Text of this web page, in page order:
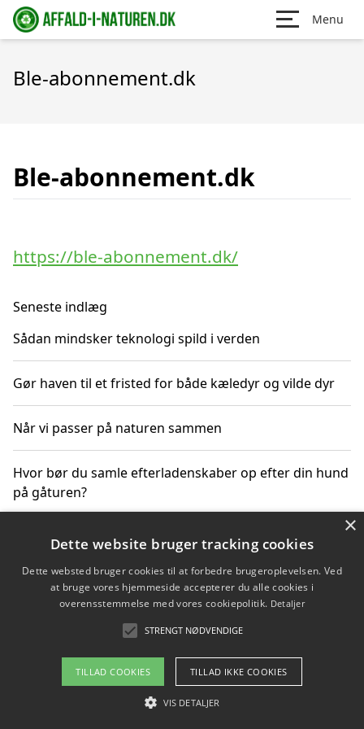
Menu
Ble-abonnement.dk
Ble-abonnement.dk
https://ble-abonnement.dk/
Seneste indlæg
Sådan mindsker teknologi spild i verden
Gør haven til et fristed for både kæledyr og vilde dyr
Når vi passer på naturen sammen
Hvor bør du samle efterladenskaber op efter din hund
på gåturen?
Sådan rydder du effektivt op efter et stort event
Copyright 2026 - Pilanto Aps
Om / kontakt
Blog Betingelser
×
Dette website bruger tracking cookies
Dette websted bruger cookies til at forbedre brugeroplevelsen. Ved
at bruge vores hjemmeside accepterer du alle cookies i
overensstemmelse med vores cookiepolitik. Detaljer
STRENGT NØDVENDIGE
TILLAD COOKIES TILLAD IKKE COOKIES
VIS DETALJER